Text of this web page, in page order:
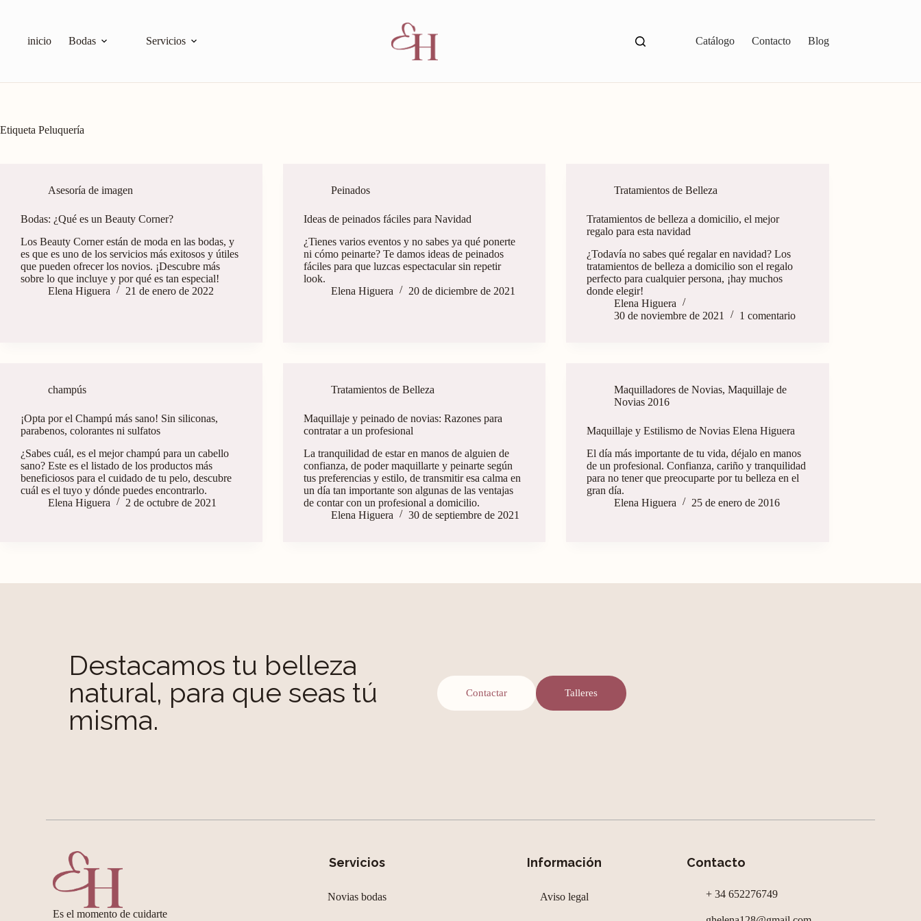
inicio Bodas Servicios Catálogo Contacto Blog
Etiqueta Peluquería
Asesoría de imagen
Bodas: ¿Qué es un Beauty Corner?
Los Beauty Corner están de moda en las bodas, y
es que es uno de los servicios más exitosos y útiles
que pueden ofrecer los novios. ¡Descubre más
sobre lo que incluye y por qué es tan especial!
Elena Higuera
21 de enero de 2022
Peinados
Ideas de peinados fáciles para Navidad
¿Tienes varios eventos y no sabes ya qué ponerte
ni cómo peinarte? Te damos ideas de peinados
fáciles para que luzcas espectacular sin repetir
look.
Elena Higuera
20 de diciembre de 2021
Tratamientos de Belleza
Tratamientos de belleza a domicilio, el mejor
regalo para esta navidad
¿Todavía no sabes qué regalar en navidad? Los
tratamientos de belleza a domicilio son el regalo
perfecto para cualquier persona, ¡hay muchos
donde elegir!
Elena Higuera
30 de noviembre de 2021
1 comentario
champús
¡Opta por el Champú más sano! Sin siliconas,
parabenos, colorantes ni sulfatos
¿Sabes cuál, es el mejor champú para un cabello
sano? Este es el listado de los productos más
beneficiosos para el cuidado de tu pelo, descubre
cuál es el tuyo y dónde puedes encontrarlo.
Elena Higuera
2 de octubre de 2021
Tratamientos de Belleza
Maquillaje y peinado de novias: Razones para
contratar a un profesional
La tranquilidad de estar en manos de alguien de
confianza, de poder maquillarte y peinarte según
tus preferencias y estilo, de transmitir esa calma en
un día tan importante son algunas de las ventajas
de contar con un profesional a domicilio.
Elena Higuera
30 de septiembre de 2021
Maquilladores de Novias,Maquillaje de
Novias 2016
Maquillaje y Estilismo de Novias Elena Higuera
El día más importante de tu vida, déjalo en manos
de un profesional. Confianza, cariño y tranquilidad
para no tener que preocuparte por tu belleza en el
gran día.
Elena Higuera
25 de enero de 2016
Destacamos tu belleza
natural, para que seas tú
misma.
Contactar Talleres
Es el momento de cuidarte
Servicios
Novias bodas
Información
Aviso legal
Contacto
+ 34 652276749